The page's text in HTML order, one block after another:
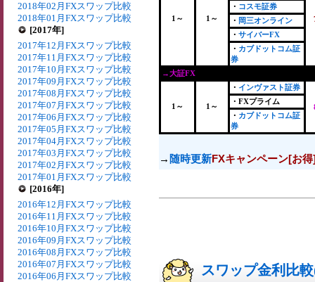
2018年02月FXスワップ比較
2018年01月FXスワップ比較
[2017年]
2017年12月FXスワップ比較
2017年11月FXスワップ比較
2017年10月FXスワップ比較
2017年09月FXスワップ比較
2017年08月FXスワップ比較
2017年07月FXスワップ比較
2017年06月FXスワップ比較
2017年05月FXスワップ比較
2017年04月FXスワップ比較
2017年03月FXスワップ比較
2017年02月FXスワップ比較
2017年01月FXスワップ比較
[2016年]
2016年12月FXスワップ比較
2016年11月FXスワップ比較
2016年10月FXスワップ比較
2016年09月FXスワップ比較
2016年08月FXスワップ比較
2016年07月FXスワップ比較
2016年06月FXスワップ比較
1～ 1～
・ コスモ証券
・ 岡三オンライン
・ サイバーFX
・ カブドットコム証
券
→大証FX
1～ 1～
・ インヴァスト証券
・FXプライム
・ カブドットコム証
券
→ 随時更新FXキャンペーン[お
スワップ金利比